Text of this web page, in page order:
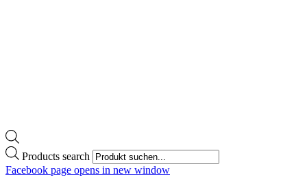
Products search
Facebook page opens in new window